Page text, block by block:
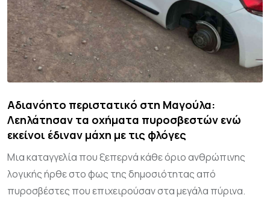
Αδιανόητο περιστατικό στη Μαγούλα:
Λεηλάτησαν τα οχήματα πυροσβεστών ενώ
εκείνοι έδιναν μάχη με τις φλόγες
Μια καταγγελία που ξεπερνά κάθε όριο ανθρώπινης
λογικής ήρθε στο φως της δημοσιότητας από
πυροσβέστες που επιχειρούσαν στα μεγάλα πύρινα.